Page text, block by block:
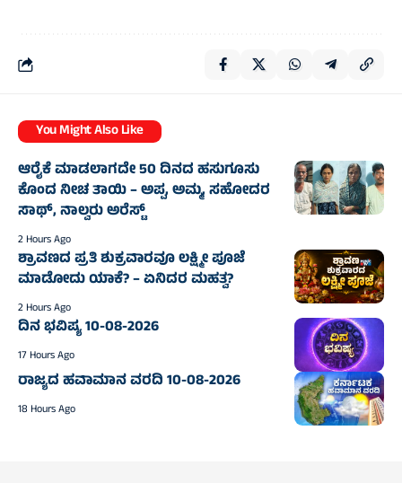
You Might Also Like
ಆರೈಕೆ ಮಾಡಲಾಗದೇ 50 ದಿನದ ಹಸುಗೂಸು
ಕೊಂದ ನೀಚ ತಾಯಿ – ಅಪ್ಪ, ಅಮ್ಮ, ಸಹೋದರ
ಸಾಥ್‌, ನಾಲ್ವರು ಅರೆಸ್ಟ್‌
2 Hours Ago
ಶ್ರಾವಣದ ಪ್ರತಿ ಶುಕ್ರವಾರವೂ ಲಕ್ಷ್ಮೀ ಪೂಜೆ
ಮಾಡೋದು ಯಾಕೆ? – ಏನಿದರ ಮಹತ್ವ?
2 Hours Ago
ದಿನ ಭವಿಷ್ಯ 10-08-2026
17 Hours Ago
ರಾಜ್ಯದ ಹವಾಮಾನ ವರದಿ 10-08-2026
18 Hours Ago